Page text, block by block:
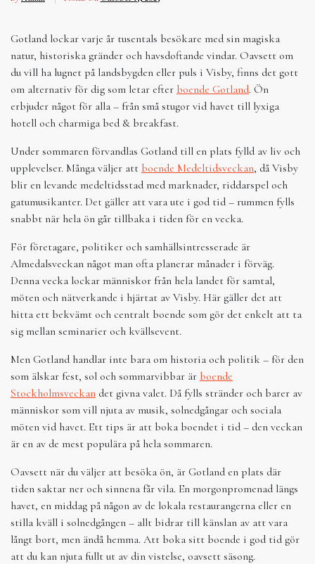
Gotland lockar varje år tusentals besökare med sin magiska
natur, historiska gränder och havsdoftande vindar. Oavsett om
du vill ha lugnet på landsbygden eller puls i Visby, finns det gott
om alternativ för dig som letar efter boende Gotland. Ön
erbjuder något för alla – från små stugor vid havet till lyxiga
hotell och charmiga bed & breakfast.
Under sommaren förvandlas Gotland till en plats fylld av liv och
upplevelser. Många väljer att boende Medeltidsveckan, då Visby
blir en levande medeltidsstad med marknader, riddarspel och
gatumusikanter. Det gäller att vara ute i god tid – rummen fylls
snabbt när hela ön går tillbaka i tiden för en vecka.
För företagare, politiker och samhällsintresserade är
Almedalsveckan något man ofta planerar månader i förväg.
Denna vecka lockar människor från hela landet för samtal,
möten och nätverkande i hjärtat av Visby. Här gäller det att
hitta ett bekvämt och centralt boende som gör det enkelt att ta
sig mellan seminarier och kvällsevent.
Men Gotland handlar inte bara om historia och politik – för den
som älskar fest, sol och sommarvibbar är boende
Stockholmsveckan det givna valet. Då fylls stränder och barer av
människor som vill njuta av musik, solnedgångar och sociala
möten vid havet. Ett tips är att boka boendet i tid – den veckan
är en av de mest populära på hela sommaren.
Oavsett när du väljer att besöka ön, är Gotland en plats där
tiden saktar ner och sinnena får vila. En morgonpromenad längs
havet, en middag på någon av de lokala restaurangerna eller en
stilla kväll i solnedgången – allt bidrar till känslan av att vara
långt bort, men ändå hemma. Att boka sitt boende i god tid gör
att du kan njuta fullt ut av din vistelse, oavsett säsong.